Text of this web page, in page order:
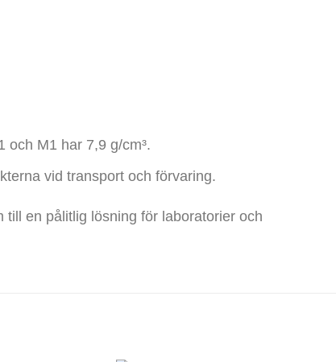
och M1 har 7,9 g/cm³.
vid transport och förvaring.
en pålitlig lösning för laboratorier och